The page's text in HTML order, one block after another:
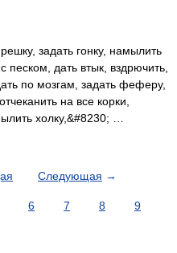
задать гонку, намылить
дать втык, вздрючить,
по мозгам, задать феферу,
на все корки,
холку,&#8230; …
Следующая →
6 7 8
9